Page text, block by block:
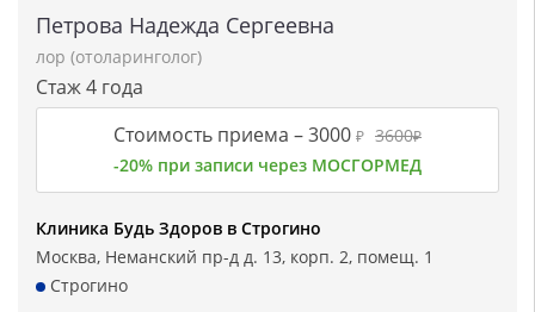
Петрова Надежда Сергеевна
лор (отоларинголог)
Стаж 4 года
Стоимость приема –3000 ₽ 3600₽
-20% при записи через МОСГОРМЕД
Клиника Будь Здоров в Строгино
Москва, Неманский пр-д д. 13, корп. 2, помещ. 1
Строгино